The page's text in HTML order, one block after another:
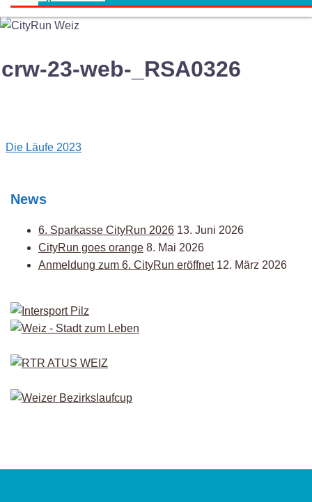
crw-23-web-_RSA0326
Post
Die Läufe 2023
News
6. Sparkasse CityRun 2026 13. Juni 2026
CityRun goes orange 8. Mai 2026
Anmeldung zum 6. CityRun eröffnet 12. März 2026